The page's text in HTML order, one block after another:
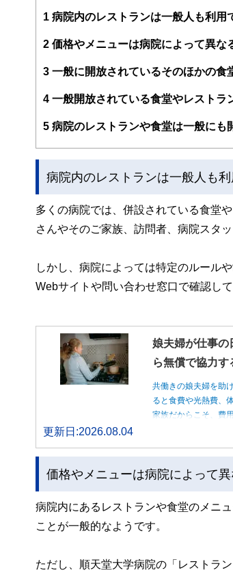
案から記事掲載まですべての工程に関
FinancialFieldの特徴は、ファイナン
ー、公認会計士、社会保険労務士、
と、読み応えのあるコンテンツと確か
私たちは、快適でより良い生活のア
1 病院内のレストランは一般人も利用
2 価格やメニューは病院によって異な
3 一般に開放されているそのほかの食
4 一般開放されている食堂やレストラ
5 病院のレストランや食堂は一般にも
病院内のレストランは一般人も利
多くの病院では、併設されている食堂
さんやそのご家族、訪問者、病院スタ
しかし、病院によっては特定のルール
Webサイトや問い合わせ窓口で確認して
娘夫婦が仕事の
ら無償で協力す
共働きの娘夫婦を助
ると食費や光熱費、
家族だからこそ、費
更新日:2026.08.04
価格やメニューは病院によって異
病院内にあるレストランや食堂のメニ
ことが一般的なようです。
ただし、順天堂大学病院の「レストラ